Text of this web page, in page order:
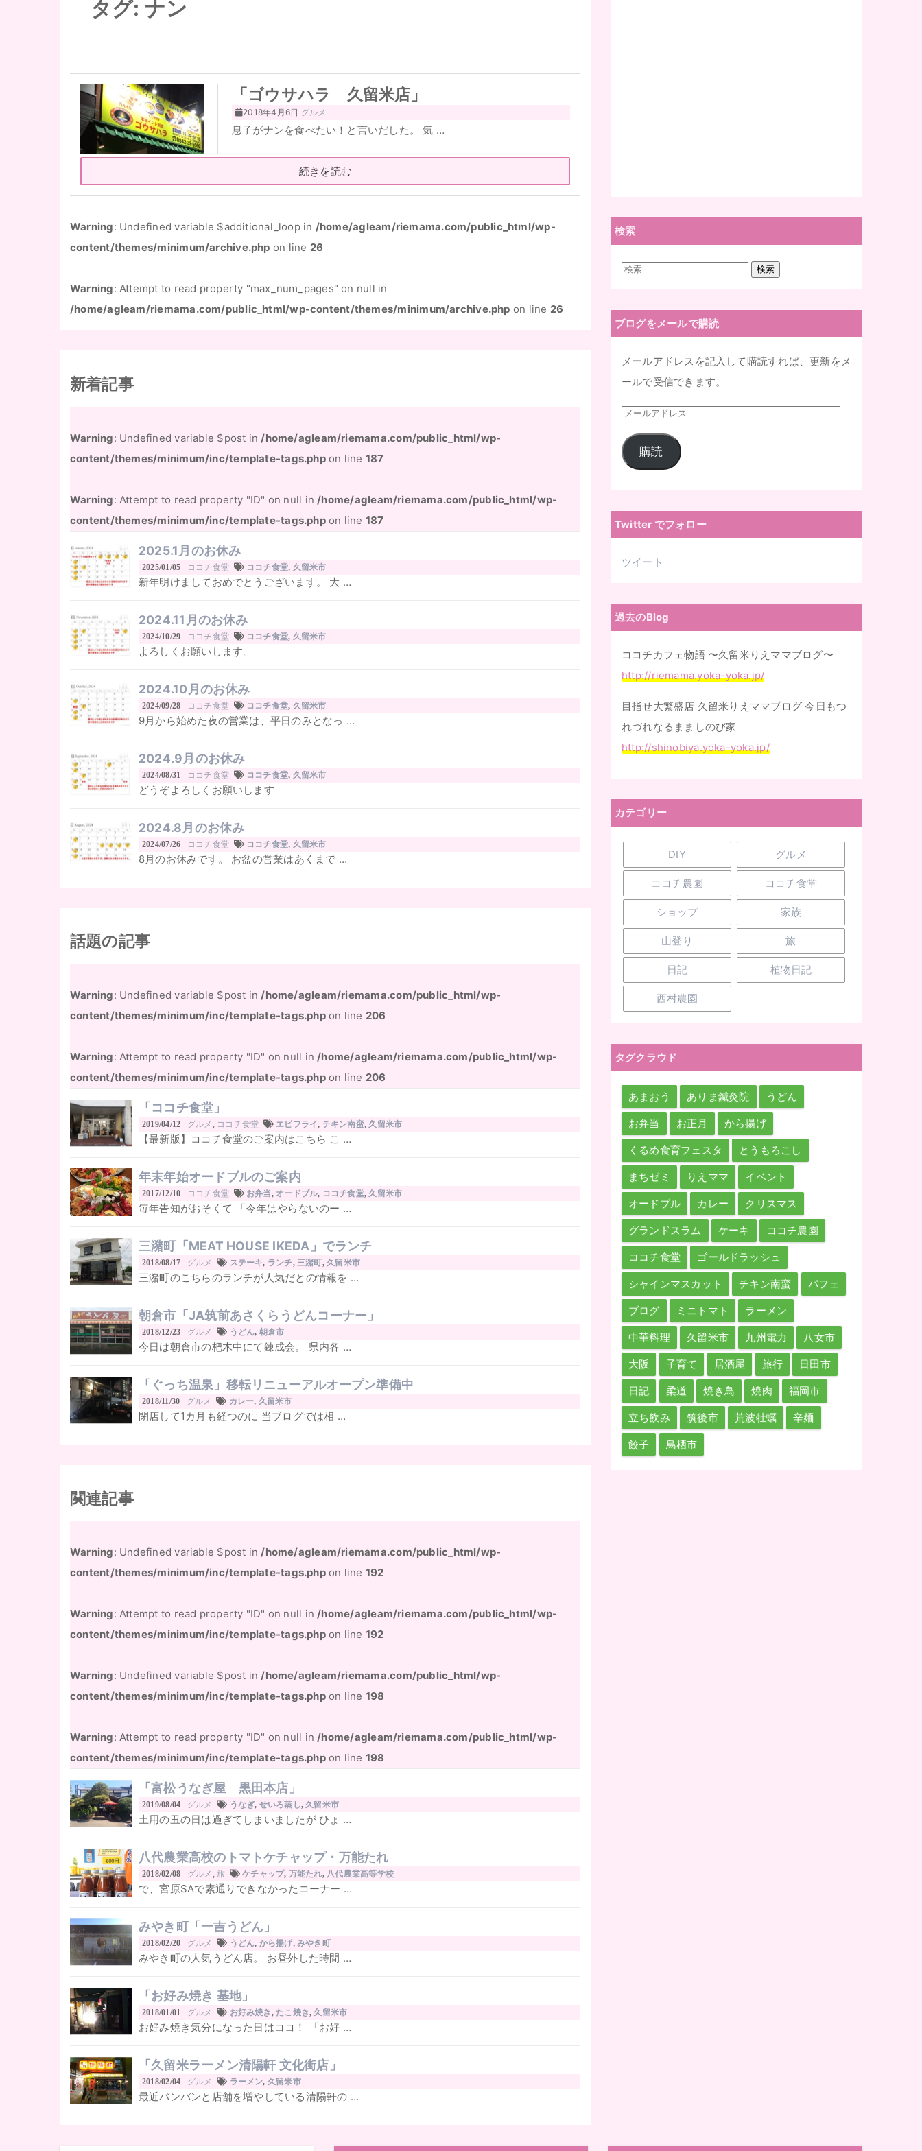
タグ: ナン
「ゴウサハラ 久留米店」
2018年4月6日 グルメ
息子がナンを食べたい！と言いだした。 気 …
続きを読む
Warning: Undefined variable $additional_loop in /home/agleam/riemama.com/public_html/wp-
content/themes/minimum/archive.php on line 26
Warning: Attempt to read property "max_num_pages" on null in
/home/agleam/riemama.com/public_html/wp-content/themes/minimum/archive.php on line 26
新着記事
Warning: Undefined variable $post in /home/agleam/riemama.com/public_html/wp-
content/themes/minimum/inc/template-tags.phpon line 187
Warning: Attempt to read property "ID" on null in /home/agleam/riemama.com/public_html/wp-
content/themes/minimum/inc/template-tags.phpon line 187
2025.1月のお休み
2025/01/05 ココチ食堂 ココチ食堂, 久留米市
新年明けましておめでとうございます。 大 …
2024.11月のお休み
2024/10/29 ココチ食堂 ココチ食堂, 久留米市
よろしくお願いします。
2024.10月のお休み
2024/09/28 ココチ食堂 ココチ食堂, 久留米市
9月から始めた夜の営業は、平日のみとなっ …
2024.9月のお休み
2024/08/31 ココチ食堂 ココチ食堂, 久留米市
どうぞよろしくお願いします
2024.8月のお休み
2024/07/26 ココチ食堂 ココチ食堂, 久留米市
8月のお休みです。 お盆の営業はあくまで …
話題の記事
Warning: Undefined variable $post in/home/agleam/riemama.com/public_html/wp-
content/themes/minimum/inc/template-tags.phpon line 206
Warning: Attempt to read property "ID" on null in/home/agleam/riemama.com/public_html/wp-
content/themes/minimum/inc/template-tags.phpon line 206
「ココチ食堂」
2019/04/12 グルメ , ココチ食堂 エビフライ, チキン南蛮, 久留米市
【最新版】ココチ食堂のご案内はこちら こ …
年末年始オードブルのご案内
2017/12/10 ココチ食堂 お弁当, オードブル, ココチ食堂, 久留米市
毎年告知がおそくて 「今年はやらないのー …
三潴町「MEAT HOUSE IKEDA」でランチ
2018/08/17 グルメ ステーキ, ランチ, 三潴町, 久留米市
三潴町のこちらのランチが人気だとの情報を …
朝倉市「JA筑前あさくらうどんコーナー」
2018/12/23 グルメ うどん, 朝倉市
今日は朝倉市の杷木中にて錬成会。 県内各 …
「ぐっち温泉」移転リニューアルオープン準備中
2018/11/30 グルメ カレー, 久留米市
閉店して1カ月も経つのに 当ブログでは相 …
関連記事
Warning: Undefined variable $post in/home/agleam/riemama.com/public_html/wp-
content/themes/minimum/inc/template-tags.phpon line 192
Warning: Attempt to read property "ID" on null in/home/agleam/riemama.com/public_html/wp-
content/themes/minimum/inc/template-tags.phpon line 192
Warning: Undefined variable $post in/home/agleam/riemama.com/public_html/wp-
content/themes/minimum/inc/template-tags.phpon line 198
Warning: Attempt to read property "ID" on null in/home/agleam/riemama.com/public_html/wp-
content/themes/minimum/inc/template-tags.phpon line 198
「富松うなぎ屋 黒田本店」
2019/08/04 グルメ うなぎ, せいろ蒸し, 久留米市
土用の丑の日は過ぎてしまいましたが ひょ …
八代農業高校のトマトケチャップ・万能たれ
2018/02/08 グルメ ,旅 ケチャップ, 万能たれ, 八代農業高等学校
で、宮原SAで素通りできなかったコーナー …
みやき町「一吉うどん」
2018/02/20 グルメ うどん, から揚げ,みやき町
みやき町の人気うどん店。 お昼外した時間 …
「お好み焼き 基地」
2018/01/01 グルメ お好み焼き , たこ焼き, 久留米市
お好み焼き気分になった日はココ！ 「お好 …
「久留米ラーメン清陽軒 文化街店」
2018/02/04 グルメ ラーメン, 久留米市
最近バンバンと店舗を増やしている清陽軒の …
検索
検
検索
ブログをメールで購読
メールアドレスを記入して購読すれば、更新をメ
ールで受信できます。
メ
ー
ル
レ
ス
購読
Twitter でフォロー
ツイート
過去のBlog
ココチカフェ物語 〜久留米りえママブログ〜
http://riemama.yoka-yoka.jp/
目指せ大繁盛店 久留米りえママブログ 今日もつ
れづれなるまましのび家
http://shinobiya.yoka-yoka.jp/
カテゴリー
DIY グルメ
ココチ農園 ココチ食堂
ショップ 家族
山登り 旅
日記 植物日記
西村農園
タグクラウド
あまおう ありま鍼灸院 うどん
お弁当 お正月 から揚げ
くるめ食育フェスタ とうもろこし
まちゼミ りえママ イベント
オードブル カレー クリスマス
グランドスラム ケーキ ココチ農園
ココチ食堂 ゴールドラッシュ
シャインマスカット チキン南蛮 パフェ
ブログ ミニトマト ラーメン
中華料理 久留米市 九州電力 八女市
大阪 子育て 居酒屋 旅行 日田市
日記 柔道 焼き鳥 焼肉 福岡市
立ち飲み 筑後市 荒波牡蠣 辛麺
餃子 鳥栖市